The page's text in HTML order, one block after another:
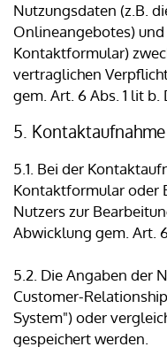
Nutzungsdaten (z.B.
Onlineangebotes)
Kontaktformular)
vertraglichen
gem. Art. 6 Abs. 1 lit b.
5. Kontaktaufnahme
5.1. Bei der
Kontaktformular oder
Nutzers zur
Abwicklung gem. Art.
5.2. Die Angaben der
Customer-
System") oder
gespeichert werden.